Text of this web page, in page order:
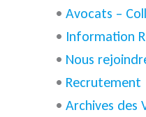
• Avocats –
• Information
• Nous
• Recrutement
• Archives des